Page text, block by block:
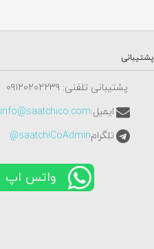
پشتیبانی
پشتیبانی تلفنی: ٠٩١٢٠٢٠٢٢٣٩
ایمیل:info@saatchico.com
تلگرامsaatchiCoAdmin@
واتس اپ